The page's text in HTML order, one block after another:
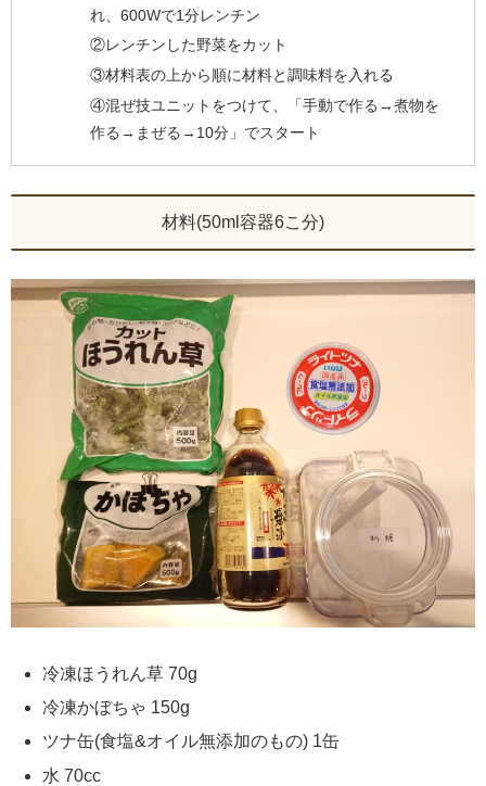
れ、600Wで1分レンチン
②レンチンした野菜をカット
③材料表の上から順に材料と調味料を入れる
④混ぜ技ユニットをつけて、「手動で作る→煮物を
作る→まぜる→10分」でスタート
材料(50ml容器6こ分)
冷凍ほうれん草 70g
冷凍かぼちゃ 150g
ツナ缶(食塩&オイル無添加のもの) 1缶
水 70cc